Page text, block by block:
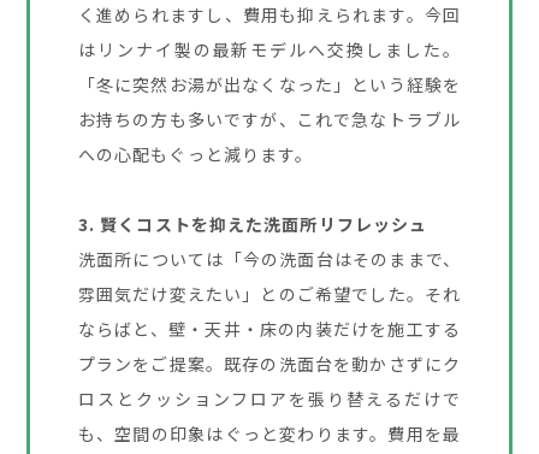
く進められますし、費用も抑えられます。今回
はリンナイ製の最新モデルへ交換しました。
「冬に突然お湯が出なくなった」という経験を
お持ちの方も多いですが、これで急なトラブル
への心配もぐっと減ります。
3. 賢くコストを抑えた洗面所リフレッシュ
洗面所については「今の洗面台はそのままで、
雰囲気だけ変えたい」とのご希望でした。それ
ならばと、壁・天井・床の内装だけを施工する
プランをご提案。既存の洗面台を動かさずにク
ロスとクッションフロアを張り替えるだけで
も、空間の印象はぐっと変わります。費用を最